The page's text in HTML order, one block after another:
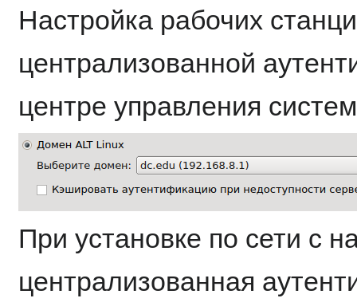
Настройка рабочих
централизованной
центре управления
При установке по сети с
централизованная